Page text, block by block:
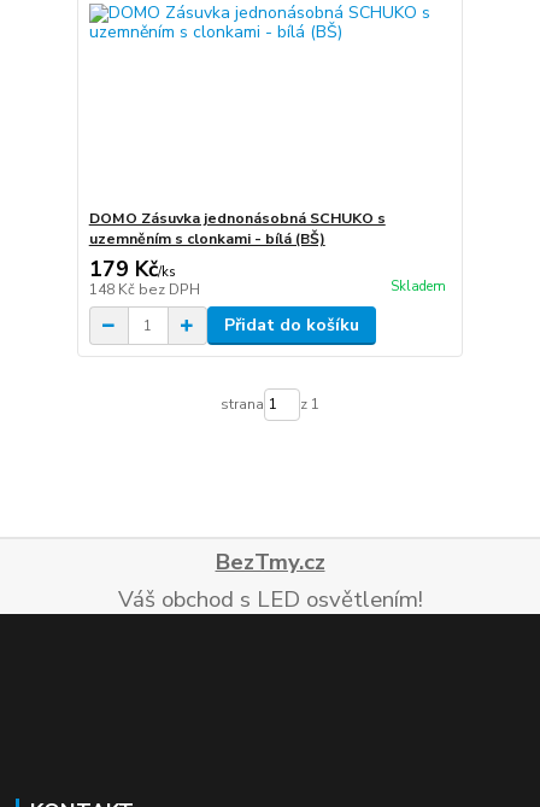
DOMO Zásuvka jednonásobná SCHUKO s
uzemněním s clonkami - bílá (BŠ)
179 Kč/ks
148 Kč bez DPH Skladem
Přidat do košíku
strana z 1
BezTmy.cz
Váš obchod s LED osvětlením!